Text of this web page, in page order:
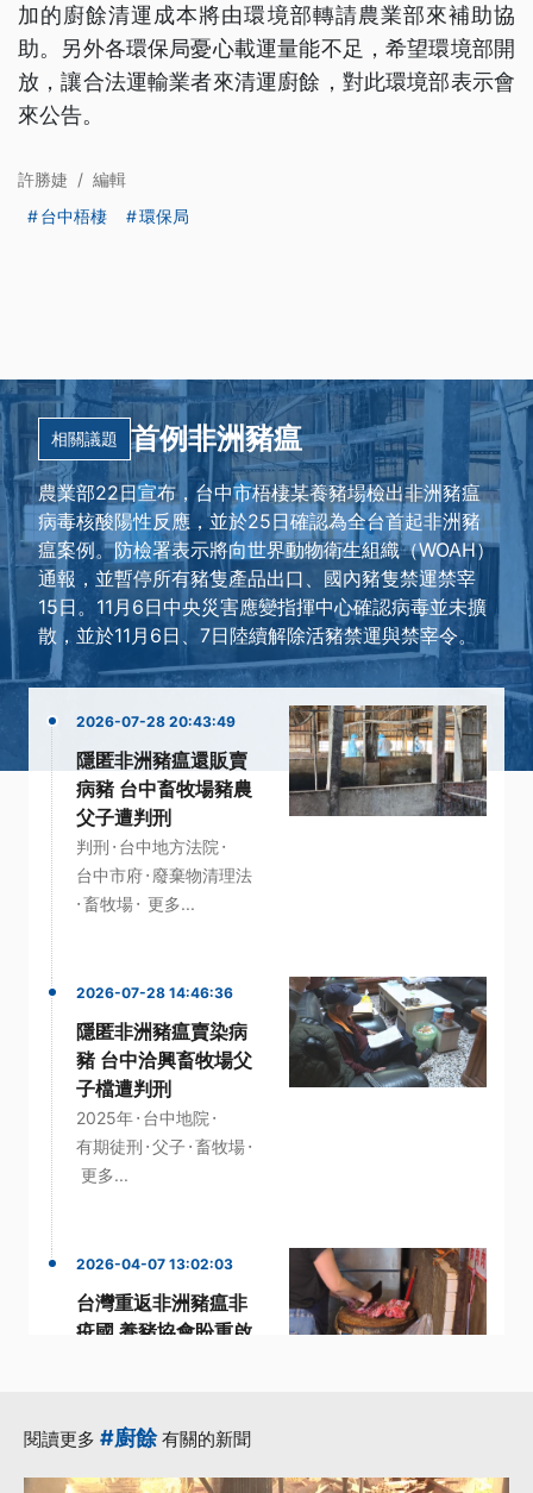
加的廚餘清運成本將由環境部轉請農業部來補助協
助。另外各環保局憂心載運量能不足，希望環境部開
放，讓合法運輸業者來清運廚餘，對此環境部表示會
來公告。
許勝婕 / 編輯
台中梧棲
環保局
相關議題 首例非洲豬瘟
農業部22日宣布，台中市梧棲某養豬場檢出非洲豬瘟
病毒核酸陽性反應，並於25日確認為全台首起非洲豬
瘟案例。防檢署表示將向世界動物衛生組織（WOAH）
通報，並暫停所有豬隻產品出口、國內豬隻禁運禁宰
15日。11月6日中央災害應變指揮中心確認病毒並未擴
散，並於11月6日、7日陸續解除活豬禁運與禁宰令。
2026-07-28 20:43:49
隱匿非洲豬瘟還販賣
病豬 台中畜牧場豬農
父子遭判刑
判刑 · 台中地方法院 ·
台中市府· 廢棄物清理法
·畜牧場· 更多...
2026-07-28 14:46:36
隱匿非洲豬瘟賣染病
豬 台中洽興畜牧場父
子檔遭判刑
2025年· 台中地院 ·
有期徒刑 ·父子·畜牧場·
更多...
2026-04-07 13:02:03
台灣重返非洲豬瘟非
疫國 養豬協會盼重啟
總統賴清德 ·更多...
閱讀更多 #廚餘有關的新聞